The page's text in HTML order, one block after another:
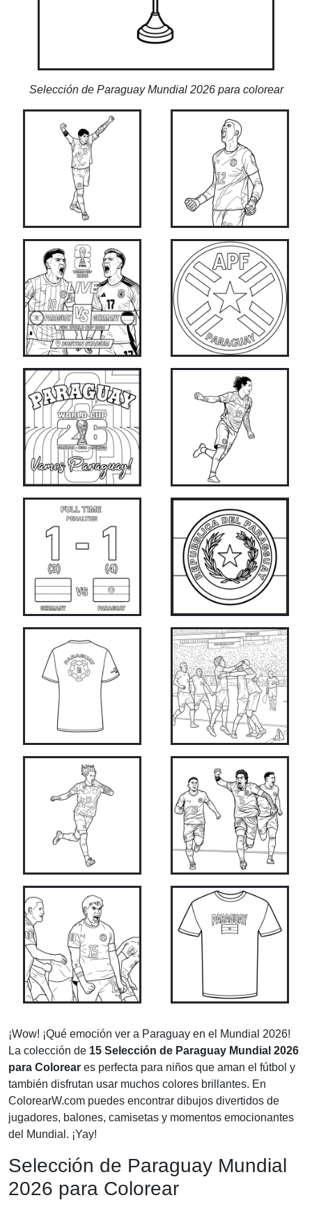
Selección de Paraguay Mundial 2026 para colorear
¡Wow! ¡Qué emoción ver a Paraguay en el Mundial 2026!
La colección de 15 Selección de Paraguay Mundial 2026
para Colorear es perfecta para niños que aman el fútbol y
también disfrutan usar muchos colores brillantes. En
ColorearW.com puedes encontrar dibujos divertidos de
jugadores, balones, camisetas y momentos emocionantes
del Mundial. ¡Yay!
Selección de Paraguay Mundial
2026 para Colorear